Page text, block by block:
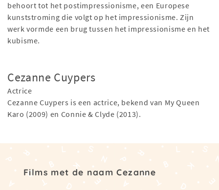
behoort tot het postimpressionisme, een Europese
kunststroming die volgt op het impressionisme. Zijn
werk vormde een brug tussen het impressionisme en het
kubisme.
Cezanne Cuypers
Actrice
Cezanne Cuypers is een actrice, bekend van My Queen
Karo (2009) en Connie & Clyde (2013).
Films met de naam Cezanne